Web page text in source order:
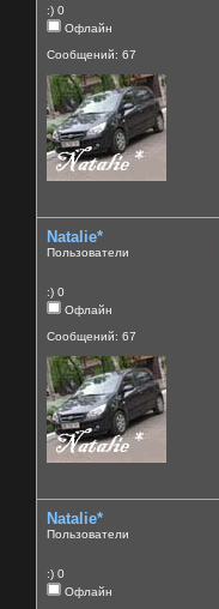
:) 0
Офлайн
Сообщений: 67
Natalie*
Пользователи
:) 0
Офлайн
Сообщений: 67
Natalie*
Пользователи
:) 0
Офлайн